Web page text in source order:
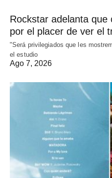
Rockstar adelanta
por el placer de ver el
"Será privilegiados que les
el estudio
Ago 7, 2026